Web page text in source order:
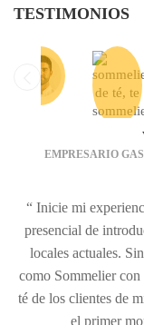
TESTIMONIOS
EMPRESARIO
“ Inicie mi
presencial de
locales actuales.
como Sommelier
té de los clientes de
el primer